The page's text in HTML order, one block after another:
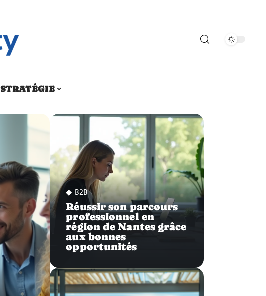
STRATÉGIE
B2B
Réussir son parcours
professionnel en
région de Nantes grâce
aux bonnes
opportunités